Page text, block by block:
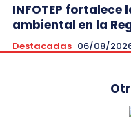
INFOTEP
ambiental en la
Destacadas 06/08/